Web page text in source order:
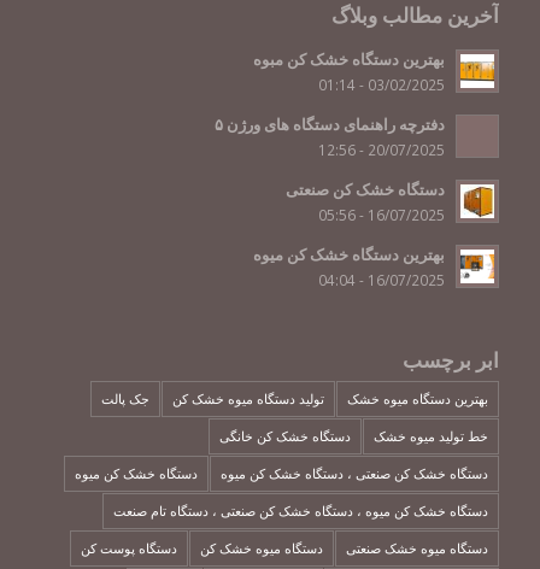
آخرین مطالب وبلاگ
بهترین دستگاه خشک کن مبوه
03/02/2025 - 01:14
دفترچه راهنمای دستگاه های ورژن ۵
20/07/2025 - 12:56
دستگاه خشک کن صنعتی
16/07/2025 - 05:56
بهترین دستگاه خشک کن میوه
16/07/2025 - 04:04
ابر برچسب
بهترین دستگاه میوه خشک تولید دستگاه میوه خشک کن جک پالت
خط تولید میوه خشک دستگاه خشک کن خانگی
دستگاه خشک کن صنعتی ، دستگاه خشک کن میوه دستگاه خشک کن میوه
دستگاه خشک کن میوه ، دستگاه خشک کن صنعتی ، دستگاه تام صنعت
دستگاه میوه خشک صنعتی دستگاه میوه خشک کن دستگاه پوست کن